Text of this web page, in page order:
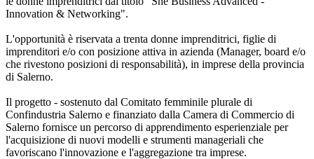
Innovation & Networking".
L'opportunità è riservata a trenta donne imprenditrici, figlie di
imprenditori e/o con posizione attiva in azienda (Manager, board e/o
che rivestono posizioni di responsabilità), in imprese della provincia
di Salerno.
Il progetto - sostenuto dal Comitato femminile plurale di
Confindustria Salerno e finanziato dalla Camera di Commercio di
Salerno fornisce un percorso di apprendimento esperienziale per
l'acquisizione di nuovi modelli e strumenti manageriali che
favoriscano l'innovazione e l'aggregazione tra imprese.